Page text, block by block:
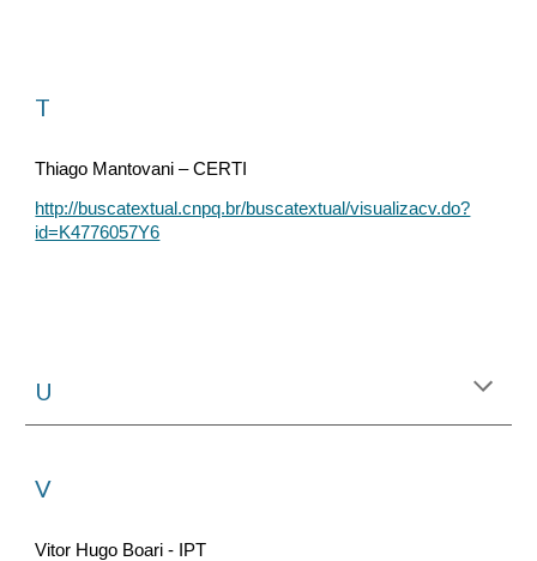
T
Thiago Mantovani – CERTI
http://buscatextual.cnpq.br/buscatextual/visualizacv.do?
id=K4776057Y6
U
V
Vitor Hugo Boari - IPT